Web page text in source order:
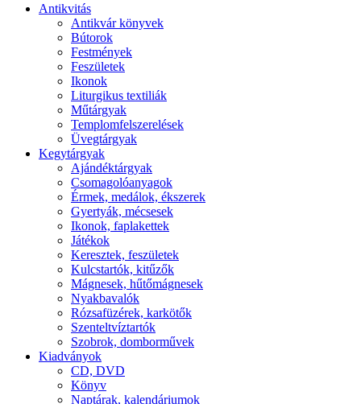
Antikvitás
Antikvár könyvek
Bútorok
Festmények
Feszületek
Ikonok
Liturgikus textiliák
Műtárgyak
Templomfelszerelések
Üvegtárgyak
Kegytárgyak
Ajándéktárgyak
Csomagolóanyagok
Érmek, medálok, ékszerek
Gyertyák, mécsesek
Ikonok, faplakettek
Játékok
Keresztek, feszületek
Kulcstartók, kitűzők
Mágnesek, hűtőmágnesek
Nyakbavalók
Rózsafüzérek, karkötők
Szenteltvíztartók
Szobrok, domborművek
Kiadványok
CD, DVD
Könyv
Naptárak, kalendáriumok